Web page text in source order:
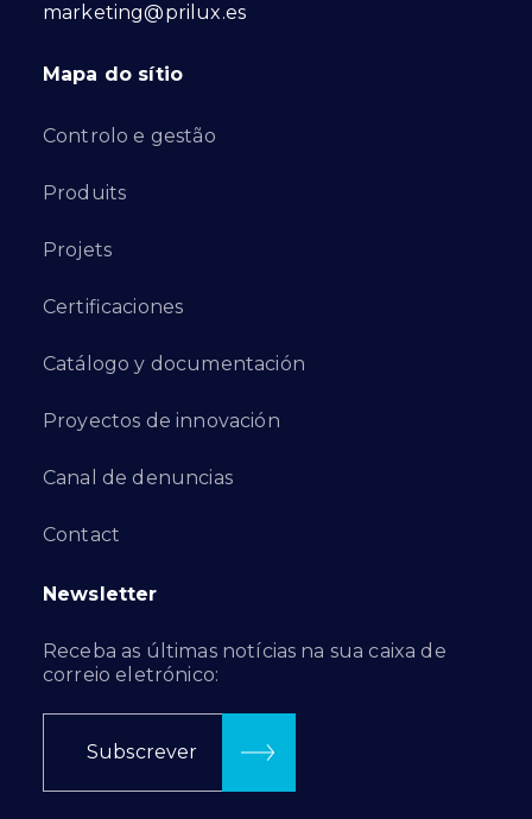
marketing@prilux.es
Mapa do sítio
Controlo e gestão
Produits
Projets
Certificaciones
Catálogo y documentación
Proyectos de innovación
Canal de denuncias
Contact
Newsletter
Receba as últimas notícias na sua caixa de
correio eletrónico:
Subscrever